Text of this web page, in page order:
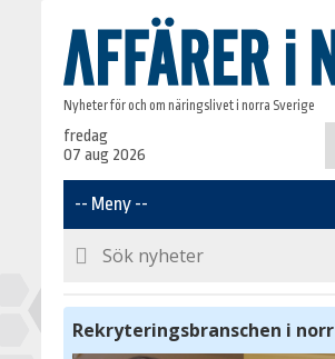
Nyheter för och om näringslivet i norra Sverige
fredag
07 aug 2026
Rekryteringsbranschen i norr